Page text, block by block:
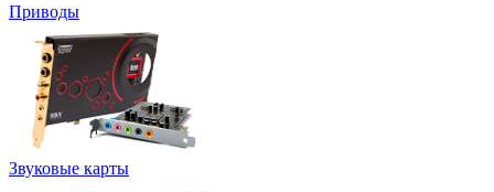
Приводы
Звуковые карты